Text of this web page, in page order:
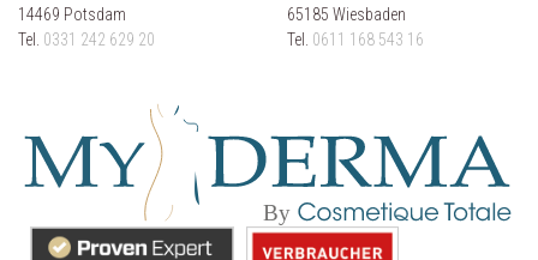
14469 Potsdam
Tel. 0331 242 629 20
65185 Wiesbaden
Tel. 0611 168 543 16